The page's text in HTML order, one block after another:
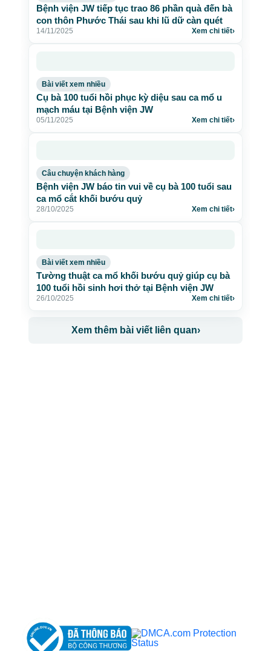
Bệnh viện JW tiếp tục trao 86 phần quà đến bà
con thôn Phước Thái sau khi lũ dữ càn quét
14/11/2025 Xem chi tiết›
Bài viết xem nhiều
Cụ bà 100 tuổi hồi phục kỳ diệu sau ca mổ u
mạch máu tại Bệnh viện JW
05/11/2025 Xem chi tiết›
Câu chuyện khách hàng
Bệnh viện JW báo tin vui về cụ bà 100 tuổi sau
ca mổ cắt khối bướu quỷ
28/10/2025 Xem chi tiết›
Bài viết xem nhiều
Tường thuật ca mổ khối bướu quỷ giúp cụ bà
100 tuổi hồi sinh hơi thở tại Bệnh viện JW
26/10/2025 Xem chi tiết›
Xem thêm bài viết liên quan›